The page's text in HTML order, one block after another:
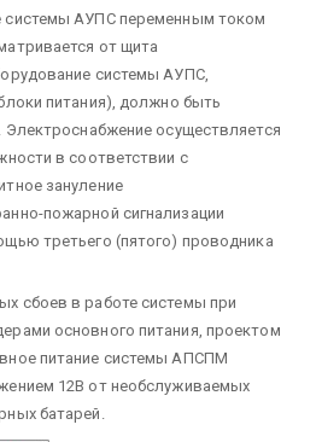
системы АУПС переменным током
от щита
системы АУПС,
питания), должно быть
Электроснабжение осуществляется
в соответствии с
зануление
пожарной сигнализации
третьего (пятого) проводника
сбоев в работе системы при
основного питания, проектом
питание системы АПСПМ
12В от необслуживаемых
батарей.